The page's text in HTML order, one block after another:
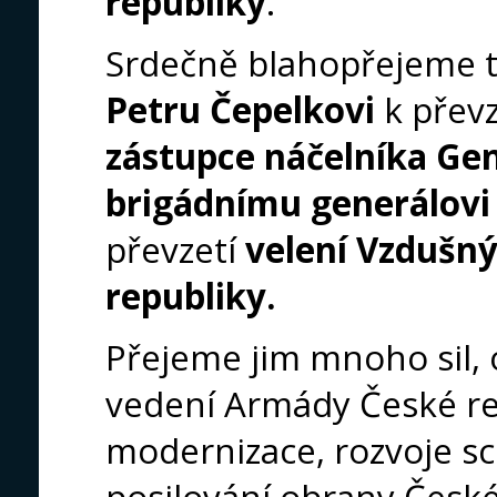
Srdečně blahopřejeme
Petru Čepelkovi k
zástupce náčelníka
brigádnímu
převzetívelení
republiky.
Přejeme jim mnoho
vedení Armády České
modernizace, rozvoje